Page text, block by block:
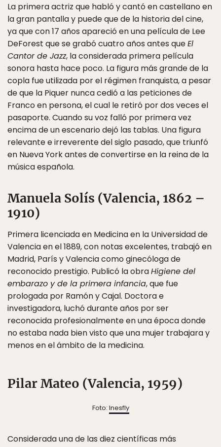
La primera actriz que habló y cantó en castellano en
la gran pantalla y puede que de la historia del cine,
ya que con 17 años apareció en una película de Lee
DeForest que se grabó cuatro años antes queEl
Cantor de Jazz, la considerada primera película
sonora hasta hace poco. La figura más grande de la
copla fue utilizada por el régimen franquista, a pesar
de que la Piquer nunca cedió a las peticiones de
Franco en persona, el cual le retiró por dos veces el
pasaporte. Cuando su voz falló por primera vez
encima de un escenario dejó las tablas. Una figura
relevante e irreverente del siglo pasado, que triunfó
en Nueva York antes de convertirse en la reina de la
música española.
Manuela Solís (Valencia, 1862 –
1910)
Primera licenciada en Medicina en la Universidad de
Valencia en el 1889, con notas excelentes, trabajó en
Madrid, París y Valencia como ginecóloga de
reconocido prestigio. Publicó la obraHigiene del
embarazo y de la primera infancia, que fue
prologada por Ramón y Cajal. Doctora e
investigadora, luchó durante años por ser
reconocida profesionalmente en una época donde
no estaba nada bien visto que una mujer trabajara y
menos en el ámbito de la medicina.
Pilar Mateo (Valencia, 1959)
Foto: Inesfly
Considerada una de las diez científicas más